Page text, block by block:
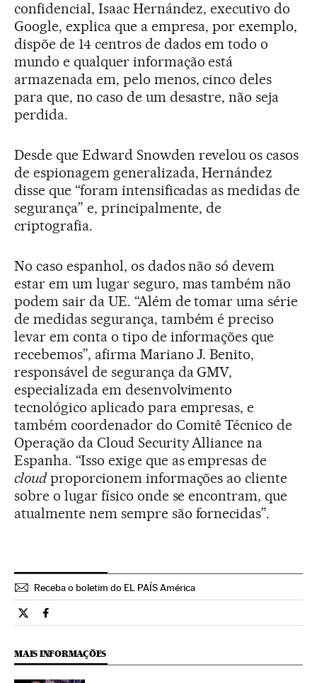
confidencial, Isaac Hernández, executivo do
Google, explica que a empresa, por exemplo,
dispõe de 14 centros de dados em todo o
mundo e qualquer informação está
armazenada em, pelo menos, cinco deles
para que, no caso de um desastre, não seja
perdida.
Desde que Edward Snowden revelou os casos
de espionagem generalizada, Hernández
disse que “foram intensificadas as medidas de
segurança” e, principalmente, de
criptografia.
No caso espanhol, os dados não só devem
estar em um lugar seguro, mas também não
podem sair da UE. “Além de tomar uma série
de medidas segurança, também é preciso
levar em conta o tipo de informações que
recebemos”, afirma Mariano J. Benito,
responsável de segurança da GMV,
especializada em desenvolvimento
tecnológico aplicado para empresas, e
também coordenador do Comitê Técnico de
Operação da Cloud Security Alliance na
Espanha. “Isso exige que as empresas de
cloudproporcionem informações ao cliente
sobre o lugar físico onde se encontram, que
atualmente nem sempre são fornecidas”.
Receba o boletim do EL PAÍS América
Tecnologia El País Brasil en Twitter
Tecnologia El País Brasil en Facebook
MAIS INFORMAÇÕES